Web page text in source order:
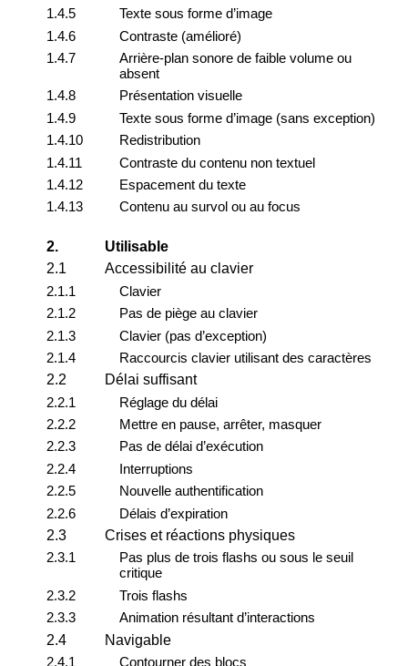
1.4.5
Texte sous forme d’image
1.4.6
Contraste (amélioré)
1.4.7
Arrière-plan sonore de faible volume ou
absent
1.4.8
Présentation visuelle
1.4.9
Texte sous forme d’image (sans exception)
1.4.10
Redistribution
1.4.11
Contraste du contenu non textuel
1.4.12
Espacement du texte
1.4.13
Contenu au survol ou au focus
2.
Utilisable
2.1
Accessibilité au clavier
2.1.1
Clavier
2.1.2
Pas de piège au clavier
2.1.3
Clavier (pas d’exception)
2.1.4
Raccourcis clavier utilisant des caractères
2.2
Délai suffisant
2.2.1
Réglage du délai
2.2.2
Mettre en pause, arrêter, masquer
2.2.3
Pas de délai d’exécution
2.2.4
Interruptions
2.2.5
Nouvelle authentification
2.2.6
Délais d’expiration
2.3
Crises et réactions physiques
2.3.1
Pas plus de trois flashs ou sous le seuil
critique
2.3.2
Trois flashs
2.3.3
Animation résultant d’interactions
2.4
Navigable
2.4.1
Contourner des blocs